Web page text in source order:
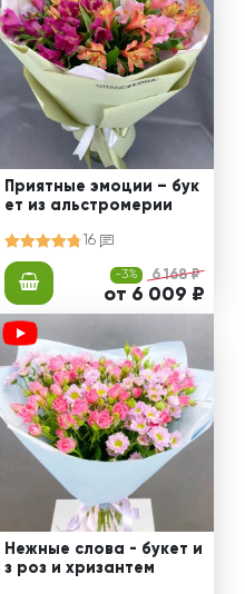
Приятные эмоции – бук
ет из альстромерии
16
-3% 6 168 ₽
от 6 009 ₽
Нежные слова - букет и
з роз и хризантем